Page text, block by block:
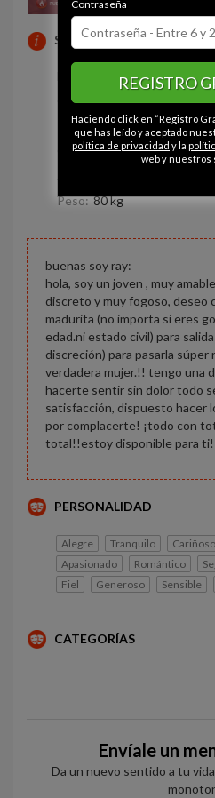
SOBRE MI
Estado civil: Soltero
Ojos: Gris
Pelo: Moreno
Constitución: Normal
Peso: 80 kg
buenas soy ray:
hola, soy un joven , muy
discreto y muy fogoso, deseo
madurita (no importa si eres
edad.ni estado civil) para
discreción) para pasarla
verdadera mujer.!! tengo una
hacerte sentir sin dolor todo
satisfacción, dispuesto hacer
por complacerte! ¡todo con
total!!estoy disponible para
PERSONALIDAD
Alegre Tranquilo Cariñoso
Apasionado
Romántico
Fiel
Generoso Sensible
CATEGORÍAS
Envíale un
Da un nuevo sentido a tu
Contraseña
REGISTRO
Haciendo click en “Registro
que has leído y aceptado
política de privacidad y la
web y nuestros